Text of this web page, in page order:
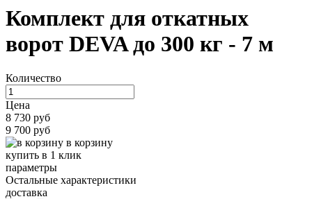
Комплект для откатных
ворот DEVA до 300 кг - 7 м
Количество
Цена
8 730 руб
9 700 руб
в корзину
купить в 1 клик
параметры
Остальные характеристики
доставка